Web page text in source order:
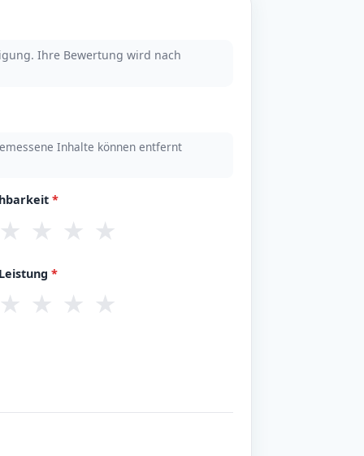
Ihre Bewertung wird nach
Inhalte können entfernt
*
★ ★ ★
*
★ ★ ★